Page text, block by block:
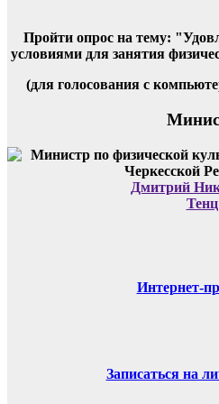
Пройти опрос на тему:
условиями для занятия
(для голосования с
Дмитрий
Тенц
Интернет-
Записаться на